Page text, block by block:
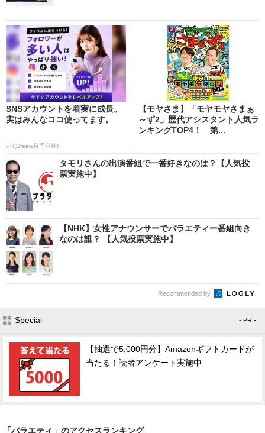
SNSアカウントを着実に成長。
実はみんなココ使ってます。
PR(Dreaw合同会社)
【モヤさま】「モヤモヤさまぁ
～ず2」歴代アシスタント人気ラ
ンキングTOP4！ 第...
タモリさんの出演番組で一番好きなのは？【人気投
票実施中】
【NHK】女性アナウンサーでバラエティー番組向き
なのは誰？ 【人気投票実施中】
Recommended by
Special - PR -
【抽選で5,000円分】Amazonギフトカードが
当たる！読者アンケート実施中
「バラエティ」のアクセスランキング